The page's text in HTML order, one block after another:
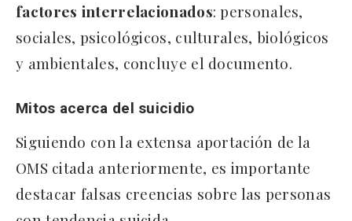
factores interrelacionados: personales,
sociales, psicológicos, culturales, biológicos
y ambientales, concluye el documento.
Mitos acerca del suicidio
Siguiendo con la extensa aportación de la
OMS citada anteriormente, es importante
destacar falsas creencias sobre las personas